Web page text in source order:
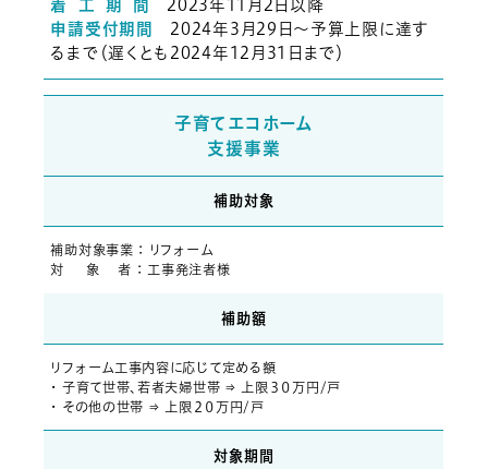
着 工 期 間
2023年11月2日以降
申請受付期間
2024年3月29日～予算上限に達す
るまで（遅くとも2024年12月31日まで）
子育てエコホーム
支援事業
補助対象
補助対象事業 ： リフォーム
対 象 者 ： 工事発注者様
補助額
リフォーム工事内容に応じて定める額
・ 子育て世帯、若者夫婦世帯 ⇒ 上限３０万円/戸
・ その他の世帯 ⇒ 上限２０万円/戸
対象期間